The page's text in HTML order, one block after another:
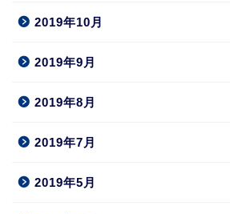
2019年10月
2019年9月
2019年8月
2019年7月
2019年5月